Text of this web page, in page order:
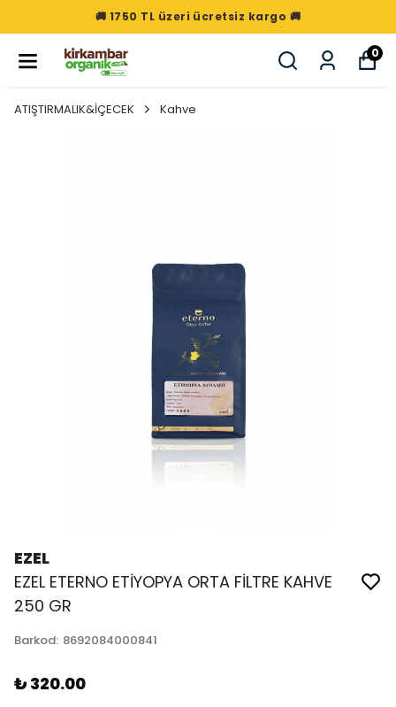
🚚 1750 TL üzeri ücretsiz kargo 🚚
0
ATIŞTIRMALIK&İÇECEK Kahve
EZEL
EZEL ETERNO ETİYOPYA ORTA FİLTRE KAHVE
250 GR
Barkod: 8692084000841
₺ 320.00